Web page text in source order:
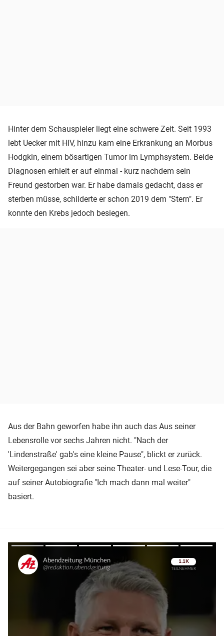
Hinter dem Schauspieler liegt eine schwere Zeit. Seit 1993
lebt Uecker mit HIV, hinzu kam eine Erkrankung an Morbus
Hodgkin, einem bösartigen Tumor im Lymphsystem. Beide
Diagnosen erhielt er auf einmal - kurz nachdem sein
Freund gestorben war. Er habe damals gedacht, dass er
sterben müsse, schilderte er schon 2019 dem "Stern". Er
konnte den Krebs jedoch besiegen.
Aus der Bahn geworfen habe ihn auch das Aus seiner
Lebensrolle vor sechs Jahren nicht. "Nach der
'Lindenstraße' gab's eine kleine Pause", blickt er zurück.
Weitergegangen sei aber seine Theater- und Lese-Tour, die
auf seiner Autobiografie "Ich mach dann mal weiter"
basiert.
Überspringen